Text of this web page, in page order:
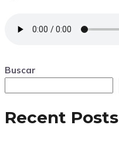
Buscar
Recent Posts